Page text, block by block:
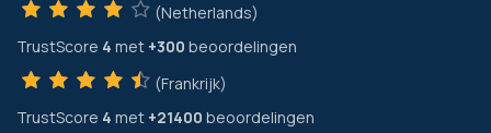
(Netherlands)
TrustScore 4 met +300 beoordelingen
(Frankrijk)
TrustScore 4 met +21400 beoordelingen